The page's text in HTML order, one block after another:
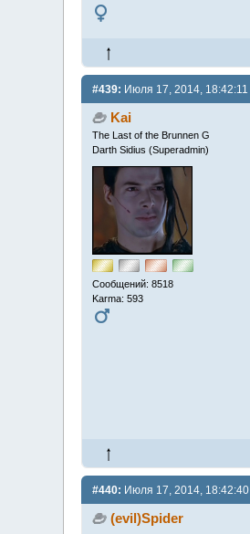
#439: Июля 17, 2014, 18:42:11
Kai
The Last of the Brunnen G
Darth Sidius (Superadmin)
Сообщений: 8518
Karma: 593
#440: Июля 17, 2014, 18:42:40
(evil)Spider